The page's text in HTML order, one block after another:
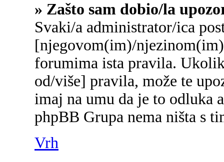
» Zašto sam dobio/la
Svaki/a administrator/ica
[njegovom(im)/
forumima ista pravila.
od/više] pravila, može te
imaj na umu da je to odluka
phpBB Grupa nema ništa s
Vrh